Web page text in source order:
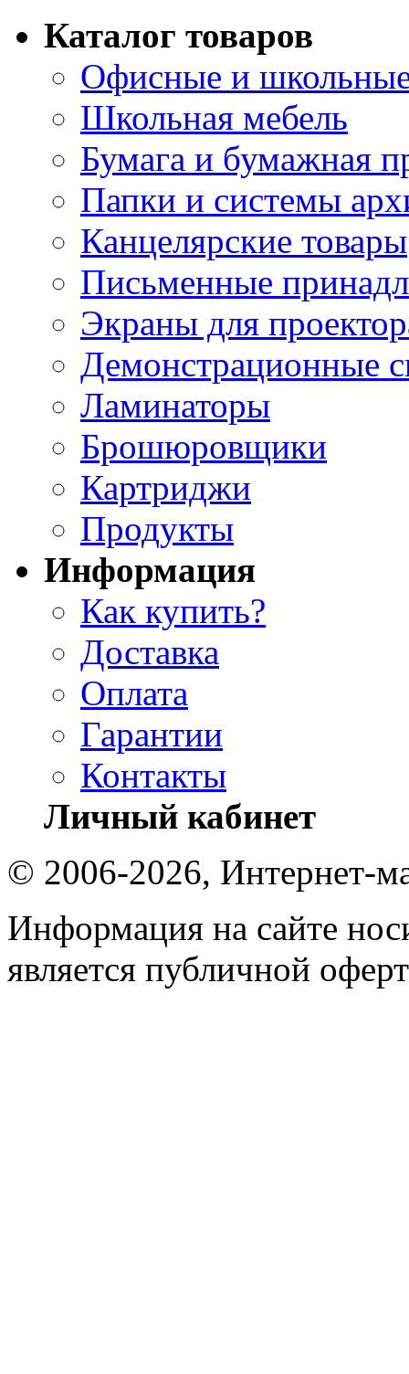
Каталог товаров
Офисные и
Школьная мебель
Бумага и бумажная
Папки и системы
Канцелярские товары
Письменные
Экраны для
Демонстрационные
Ламинаторы
Брошюровщики
Картриджи
Продукты
Информация
Как купить?
Доставка
Оплата
Гарантии
Контакты
Личный кабинет
© 2006-2026, Интернет-
Информация на сайте
является публичной